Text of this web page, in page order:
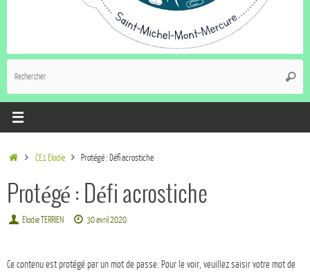
CE1 Elodie Protégé : Défi acrostiche
Protégé : Défi acrostiche
Elodie TERRIEN 30 avril 2020
Ce contenu est protégé par un mot de passe. Pour le voir, veuillez saisir votre mot de